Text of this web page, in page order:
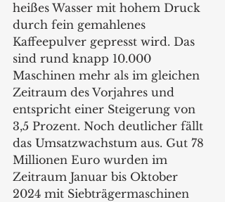
heißes Wasser mit hohem Druck
durch fein gemahlenes
Kaffeepulver gepresst wird. Das
sind rund knapp 10.000
Maschinen mehr als im gleichen
Zeitraum des Vorjahres und
entspricht einer Steigerung von
3,5 Prozent. Noch deutlicher fällt
das Umsatzwachstum aus. Gut 78
Millionen Euro wurden im
Zeitraum Januar bis Oktober
2024 mit Siebträgermaschinen